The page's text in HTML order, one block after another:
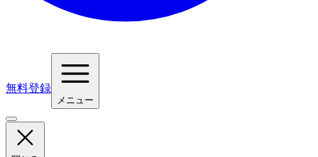
無料登録
メニュー